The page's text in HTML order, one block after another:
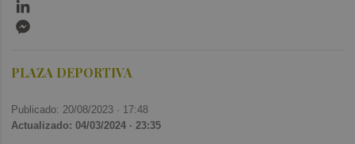
PLAZA DEPORTIVA
Publicado: 20/08/2023 · 17:48
Actualizado: 04/03/2024 · 23:35